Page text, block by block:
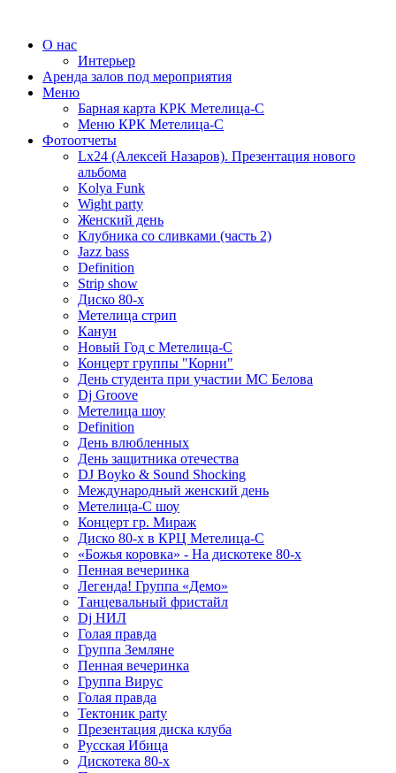
О нас
Интерьер
Аренда залов под мероприятия
Меню
Барная карта КРК Метелица-С
Меню КРК Метелица-С
Фотоотчеты
Lx24 (Алексей Назаров). Презентация нового
альбома
Kolya Funk
Wight party
Женский день
Клубника со сливками (часть 2)
Jazz bass
Definition
Strip show
Диско 80-х
Метелица стрип
Канун
Новый Год с Метелица-С
Концерт группы "Корни"
День студента при участии МС Белова
Dj Groove
Метелица шоу
Definition
День влюбленных
День защитника отечества
DJ Boyko & Sound Shocking
Международный женский день
Метелица-С шоу
Концерт гр. Мираж
Диско 80-х в КРЦ Метелица-С
«Божья коровка» - На дискотеке 80-х
Пенная вечеринка
Легенда! Группа «Демо»
Танцевальный фристайл
Dj НИЛ
Голая правда
Группа Земляне
Пенная вечеринка
Группа Вирус
Голая правда
Тектоник party
Презентация диска клуба
Русская Ибица
Дискотека 80-х